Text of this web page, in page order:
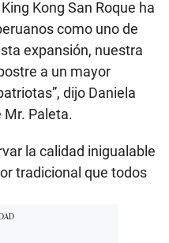
Kong San Roque ha
como uno de
expansión, nuestra
a un mayor
dijo Daniela
Mr. Paleta.
la calidad inigualable
tradicional que todos